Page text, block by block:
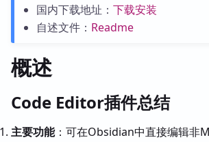
国内下载地址： 下载安装
自述文件： Readme
概述
Code Editor插件总结
主要功能：可在Obsidian中直接编辑非